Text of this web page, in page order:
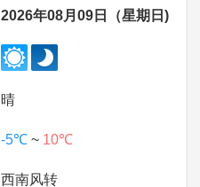
2026年08月09日（星期日)
晴
-5℃ ~ 10℃
西南风转